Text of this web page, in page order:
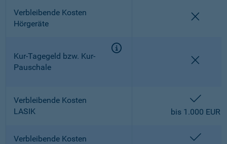
Verbleibende Kosten
Hörgeräte
Kur-Tagegeld bzw. Kur-
Pauschale
Verbleibende Kosten
LASIK
bis 1.000 EUR
Verbleibende Kosten